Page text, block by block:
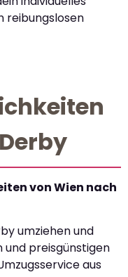
reibungslosen
von Wien nach
umziehen und
und preisgünstigen
aus